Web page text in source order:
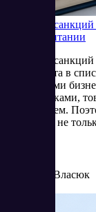
Проверка
Великобритании
Проверка
контрагента в
владельцами
перевозчиками,
получателем.
оценивать не
Елена Власюк